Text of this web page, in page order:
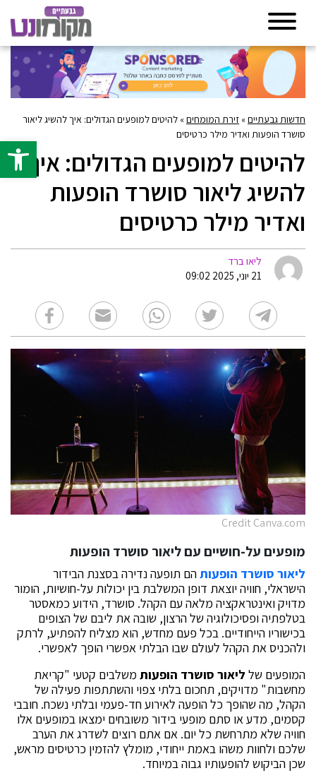
פתח
חדשות גבעתיים» זירת המומחים» להיטים למופעים הגדולים: איך להשיג ליאור
סושרד הופעות ואדיר מילר כרטיסים
להיטים למופעים הגדולים: איך
להשיג ליאור סושרד הופעות
ואדיר מילר כרטיסים
ליאו ברד
21 יוני, 2025 09:02
Credit Canva.com
מופעים על-חושיים עם ליאור סושרד הופעות
ליאור סושרד הופעותהם תופעה נדירה בסצנת הבידור
הישראלי, חוויה יוצאת דופן המשלבת בין יכולות על-חושיות, הומור
מדויק ואינטראקציה מלאה עם הקהל. סושרד, הידוע כמאסטר
בטלפתיה ופסיכולוגיה של הרצון, שובה את ליבם של הצופים
בכישוריו הייחודיים. בכל פעם מחדש, הוא מצליח להפתיע, לרתק
ולהכניס את הקהל לעולם שבו הבלתי אפשרי הופך לאפשרי.
המופעים של ליאור סושרד הופעות משלבים קטעי "קריאת
מחשבות" מדויקים, תחכום בלתי צפוי והשתתפות פעילה של
הקהל, מה שהופך כל הופעה לאירוע חד-פעמי ובלתי נשכח. חובבי
קסמים, מדע או סתם מופעי בידור משובחים ימצאו במופעים אלו
חוויה שלא מתרחשת כל יום. אם אתם רוצים לשדרג את הערב
שלכם ולחוות משהו באמת ייחודי, מומלץ להזמין כרטיסים מראש,
שכן הביקוש להופעותיו גבוה במיוחד.